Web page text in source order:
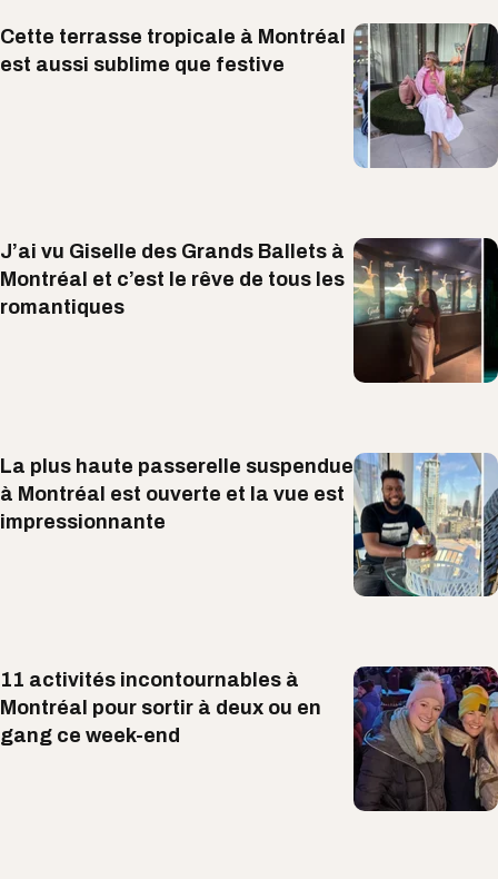
Cette terrasse tropicale à Montréal
est aussi sublime que festive
J’ai vu Giselle des Grands Ballets à
Montréal et c’est le rêve de tous les
romantiques
La plus haute passerelle suspendue
à Montréal est ouverte et la vue est
impressionnante
11 activités incontournables à
Montréal pour sortir à deux ou en
gang ce week-end